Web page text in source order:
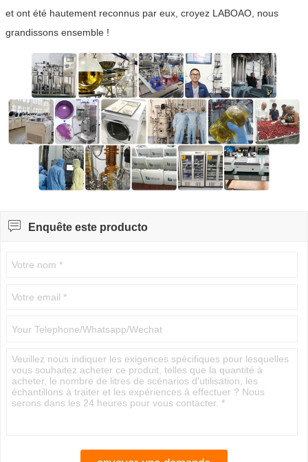
et ont été hautement reconnus par eux, croyez LABOAO, nous
grandissons ensemble !
 Enquête este producto